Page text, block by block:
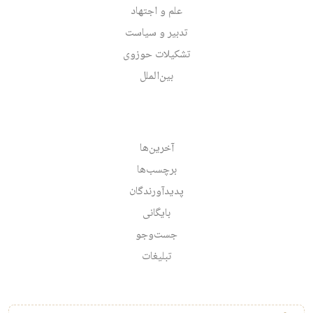
علم و اجتهاد
تدبیر و سیاست
تشکیلات حوزوی
بین‌الملل
آخرین‌ها
برچسب‌ها
پدیدآورندگان
بایگانی
جست‌وجو
تبلیغات